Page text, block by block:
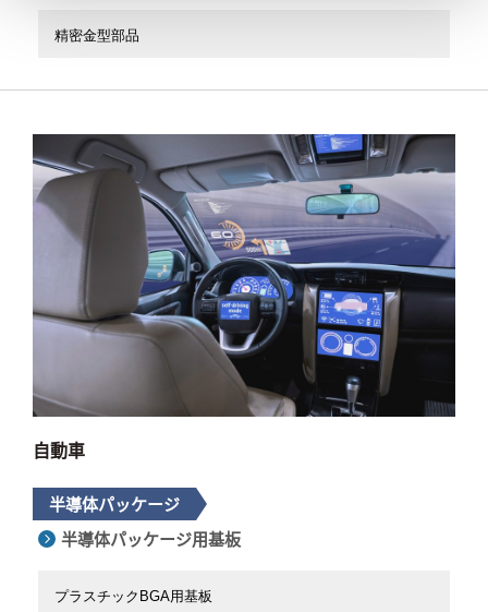
精密金型部品
自動車
半導体パッケージ
半導体パッケージ用基板
プラスチックBGA用基板